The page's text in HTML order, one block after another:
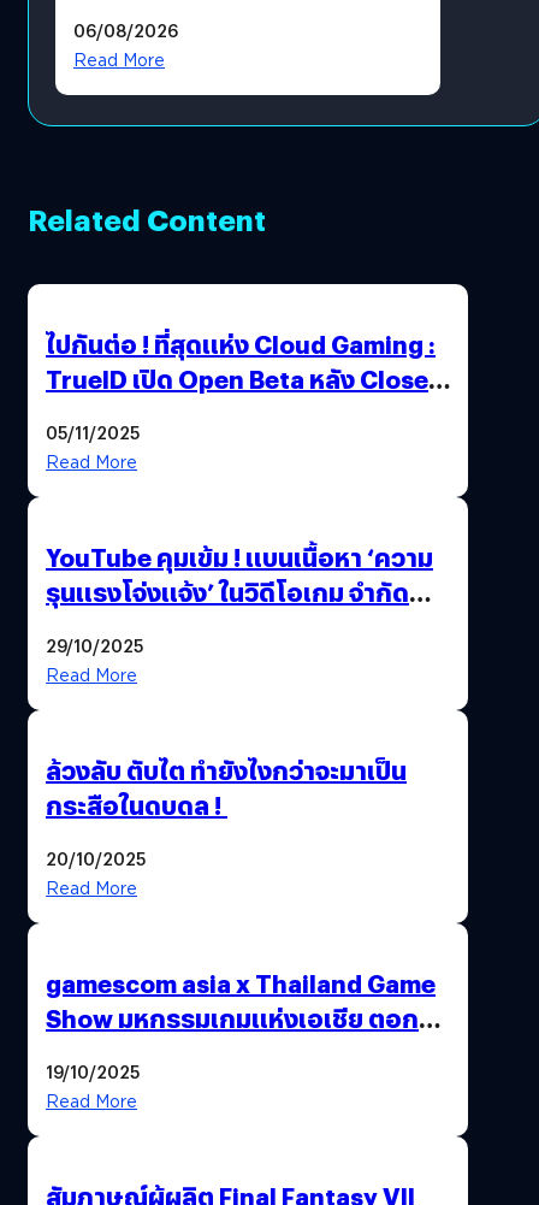
?
06/08/2026
Read More
Related Content
ไปกันต่อ ! ที่สุดแห่ง Cloud Gaming :
TrueID เปิด Open Beta หลัง Close
Thailand Game Show 2025 ทะลุ 15
05/11/2025
Read More
YouTube คุมเข้ม ! แบนเนื้อหา ‘ความ
รุนแรงโจ่งแจ้ง’ ในวิดีโอเกม จำกัด
29/10/2025
Read More
ล้วงลับ ตับไต ทำยังไงกว่าจะมาเป็น
กระสือในดบดล !
20/10/2025
Read More
gamescom asia x Thailand Game
Show มหกรรมเกมแห่งเอเชีย ตอกย้ำ
พาณิชย์ร่วมชูความสำเร็จ
19/10/2025
Read More
สัมภาษณ์ผู้ผลิต Final Fantasy VII